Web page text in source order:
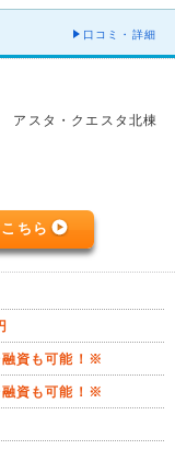
口コミ・詳細
スタ・クエスタ北棟
ちら
資も可能！※
資も可能！※